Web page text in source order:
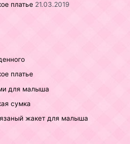
платье 21.03.2019
платье
для малыша
сумка
жакет для малыша